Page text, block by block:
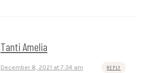
Tanti Amelia
December 8, 2021 at 7:34 am REPLY